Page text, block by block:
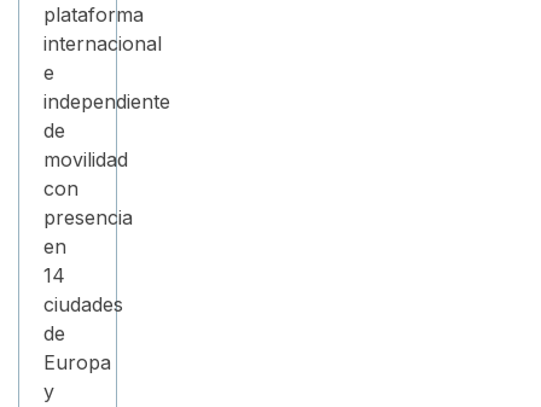
plataforma
internacional
e
independiente
de
movilidad
con
presencia
en
14
ciudades
de
Europa
y